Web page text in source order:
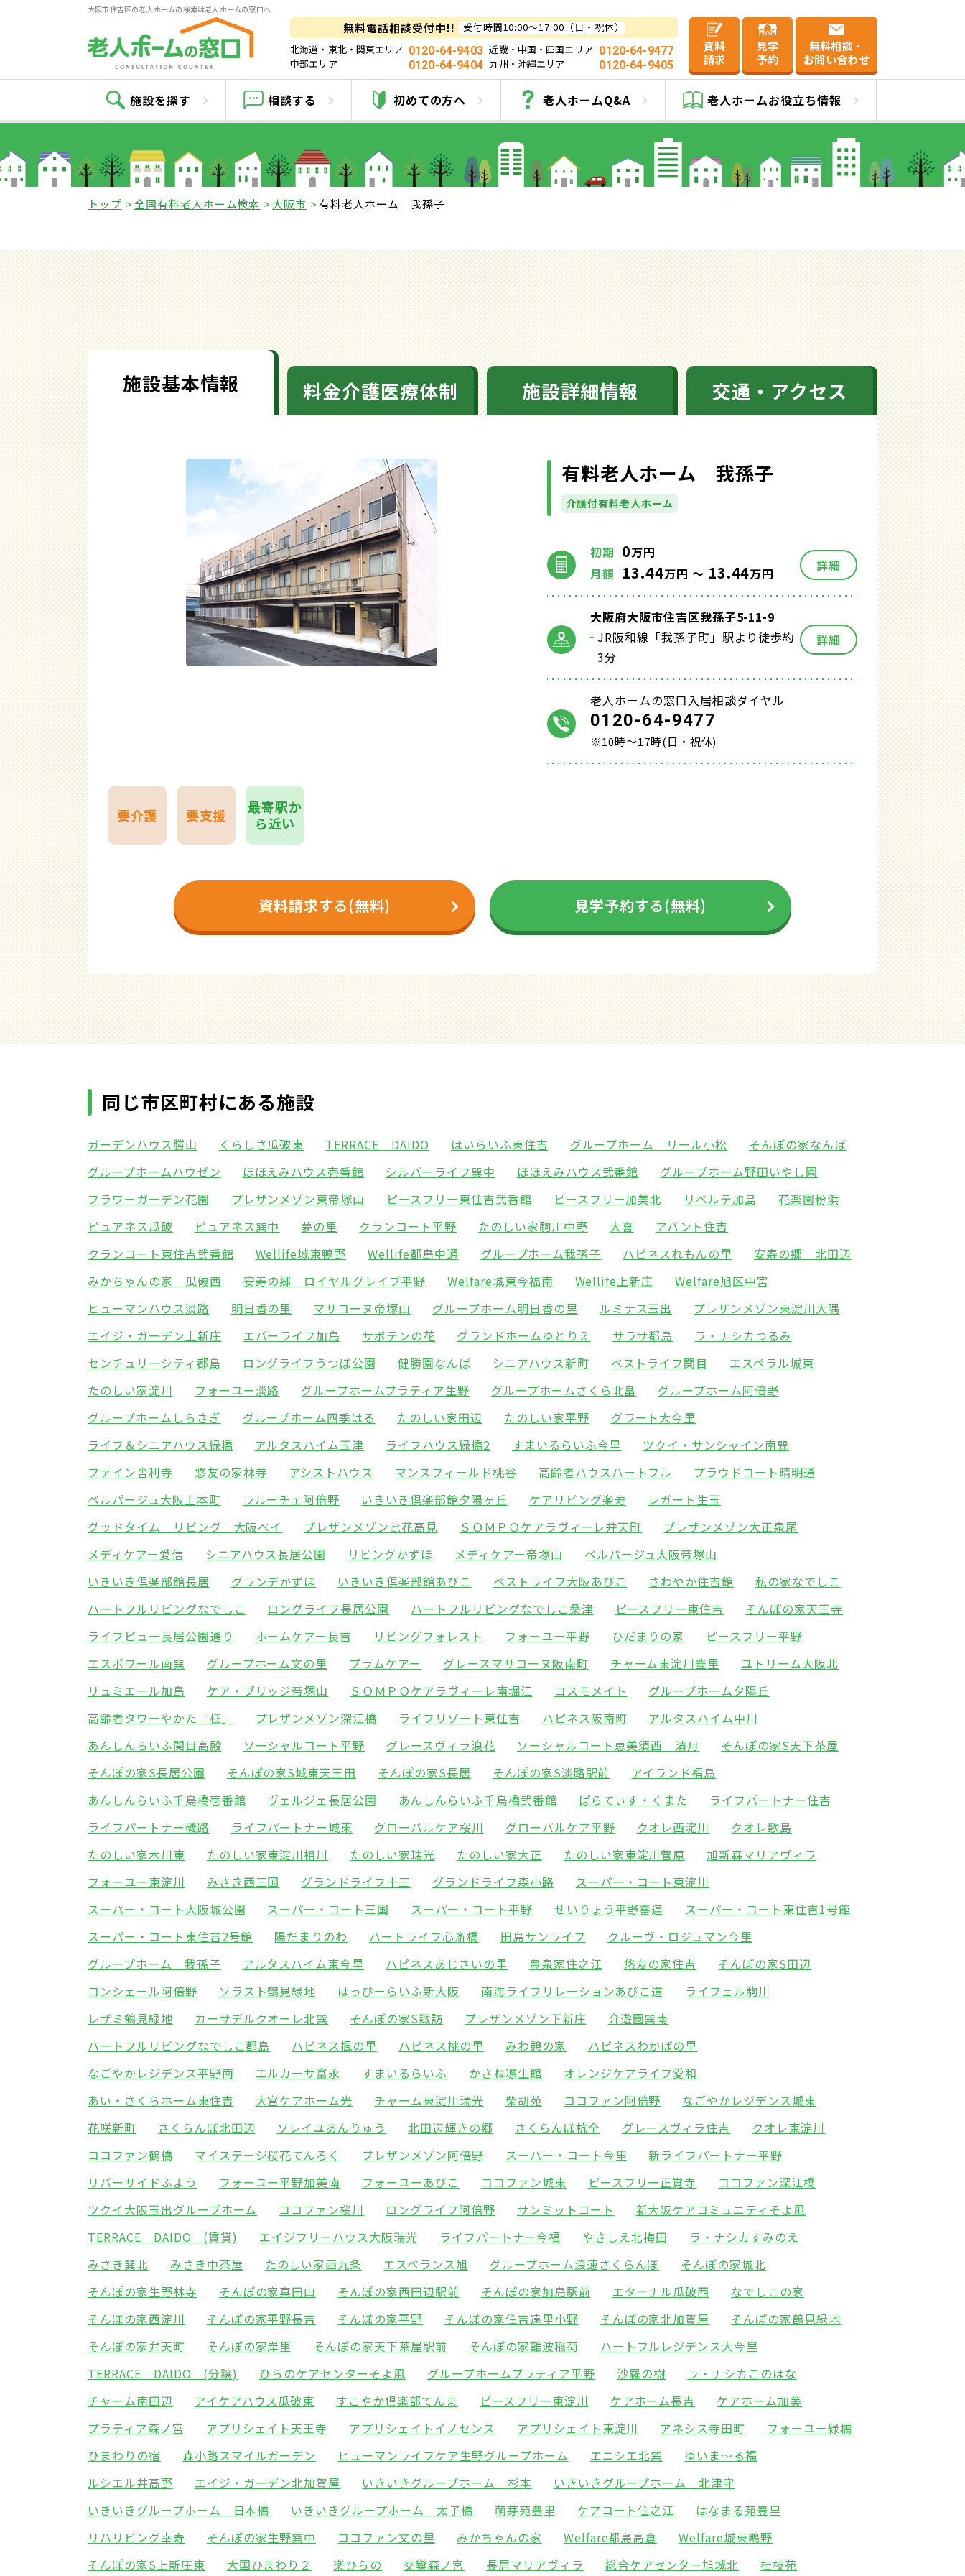
大阪市住吉区の老人ホームの検索は老人ホームの窓口へ
無料電話相談受付中!!
受付時間10:00～17:00（日・祝休）
北海道・東北・関東エリア 0120-64-9403 近畿・中国・四国エリア 0120-64-9477
中部エリア
0120-64-9404 九州・沖縄エリア 0120-64-9405
資料
請求
見学
予約
無料相談・
お問い合わせ
施設を探す 相談する 初めての方へ 老人ホームQ&A 老人ホームお役立ち情報
有料老人ホーム 我孫子
トップ 全国有料老人ホーム検索 大阪市 有料老人ホーム 我孫子
施設基本情報 料金介護医療体制 施設詳細情報 交通・アクセス
有料老人ホーム 我孫子
介護付有料老人ホーム
初期 0万円
月額 13.44万円 ～ 13.44万円 詳細
大阪府大阪市住吉区我孫子5-11-9
JR阪和線「我孫子町」駅より徒歩約
3分
詳細
老人ホームの窓口入居相談ダイヤル
0120-64-9477
※10時～17時(日・祝休)
要介護 要支援
最寄駅か
ら近い
資料請求する(無料) 見学予約する(無料)
同じ市区町村にある施設
ガーデンハウス勝山 くらしさ瓜破東 TERRACE DAIDO はいらいふ東住吉 グループホーム リール小松
そんぽの家なんば
グループホームハウゼン
ほほえみハウス壱番館 シルバーライフ巽中 ほほえみハウス弐番館
グループホーム野田いやし園
フラワーガーデン花園
プレザンメゾン東帝塚山 ピースフリー東住吉弐番館 ピースフリー加美北 リベルテ加島
花楽園粉浜
ピュアネス瓜破
ピュアネス巽中 夢の里 クランコート平野 たのしい家駒川中野 大喜
アバント住吉
クランコート東住吉弐番館
Wellife城東鴨野 Wellife都島中通 グループホーム我孫子 ハピネスれもんの里
安寿の郷 北田辺
みかちゃんの家 瓜破西
安寿の郷 ロイヤルグレイブ平野 Welfare城東今福南 Wellife上新庄
Welfare旭区中宮
ヒューマンハウス淡路
明日香の里 マサコーヌ帝塚山 グループホーム明日香の里 ルミナス玉出
プレザンメゾン東淀川大隅
エイジ・ガーデン上新庄
エバーライフ加島 サボテンの花 グランドホームゆとりえ サラサ都島
ラ・ナシカつるみ
センチュリーシティ都島
ロングライフうつぼ公園 健勝園なんば シニアハウス新町 ベストライフ関目
エスペラル城東
たのしい家淀川
フォーユー淡路 グループホームプラティア生野 グループホームさくら北畠
グループホーム阿倍野
グループホームしらさぎ
グループホーム四季はる たのしい家田辺 たのしい家平野
グラート大今里
ライフ＆シニアハウス緑橋
アルタスハイム玉津 ライフハウス緑橋2 すまいるらいふ今里
ツクイ・サンシャイン南巽
ファイン舎利寺
悠友の家林寺 アシストハウス マンスフィールド桃谷 高齢者ハウスハートフル
プラウドコート晴明通
ベルパージュ大阪上本町
ラルーチェ阿倍野 いきいき倶楽部館夕陽ヶ丘 ケアリビング楽寿
レガート生玉
グッドタイム リビング 大阪ベイ
プレザンメゾン此花高見 ＳＯＭＰＯケアラヴィーレ弁天町
プレザンメゾン大正泉尾
メディケアー愛信
シニアハウス長居公園 リビングかずほ メディケアー帝塚山
ベルパージュ大阪帝塚山
いきいき倶楽部館長居
グランデかずほ いきいき倶楽部館あびこ ベストライフ大阪あびこ さわやか住吉館
私の家なでしこ
ハートフルリビングなでしこ
ロングライフ長居公園 ハートフルリビングなでしこ桑津 ピースフリー東住吉
そんぽの家天王寺
ライフビュー長居公園通り
ホームケアー長吉 リビングフォレスト フォーユー平野 ひだまりの家
ピースフリー平野
エスポワール南巽
グループホーム文の里 プラムケアー グレースマサコーヌ阪南町 チャーム東淀川豊里
ユトリーム大阪北
リュミエール加島
ケア・ブリッジ帝塚山 ＳＯＭＰＯケアラヴィーレ南堀江 コスモメイト
グループホーム夕陽丘
高齢者タワーやかた「柾」
プレザンメゾン深江橋 ライフリゾート東住吉 ハピネス阪南町
アルタスハイム中川
あんしんらいふ関目高殿
ソーシャルコート平野 グレースヴィラ浪花 ソーシャルコート恵美須西 清月
そんぽの家S天下茶屋
そんぽの家S長居公園
そんぽの家S城東天王田 そんぽの家S長居 そんぽの家S淡路駅前
アイランド福島
あんしんらいふ千鳥橋壱番館
ヴェルジェ長居公園 あんしんらいふ千鳥橋弐番館 ぱらてぃす・くまた
ライフパートナー住吉
ライフパートナー磯路
ライフパートナー城東 グローバルケア桜川 グローバルケア平野 クオレ西淀川
クオレ歌島
たのしい家木川東
たのしい家東淀川相川 たのしい家瑞光 たのしい家大正 たのしい家東淀川菅原
旭新森マリアヴィラ
フォーユー東淀川
みさき西三国 グランドライフ十三 グランドライフ森小路
スーパー・コート東淀川
スーパー・コート大阪城公園
スーパー・コート三国 スーパー・コート平野 せいりょう平野喜連
スーパー・コート東住吉1号館
スーパー・コート東住吉2号館
陽だまりのわ ハートライフ心斎橋 田島サンライフ
クルーヴ・ロジュマン今里
グループホーム 我孫子
アルタスハイム東今里 ハピネスあじさいの里 豊泉家住之江 悠友の家住吉
そんぽの家S田辺
コンシェール阿倍野
ソラスト鶴見緑地 はっぴーらいふ新大阪 南海ライフリレーションあびこ道
ライフェル駒川
レザミ鶴見緑地
カーサデルクオーレ北巽 そんぽの家S諏訪 プレザンメゾン下新庄
介遊園巽南
ハートフルリビングなでしこ都島
ハピネス楓の里 ハピネス桃の里 みわ憩の家
ハピネスわかばの里
なごやかレジデンス平野南
エルカーサ富永 すまいるらいふ かさね凛生館
オレンジケアライフ愛和
あい・さくらホーム東住吉
大宮ケアホーム光 チャーム東淀川瑞光 柴胡苑 ココファン阿倍野
なごやかレジデンス城東
花咲新町
さくらんぼ北田辺 ソレイユあんりゅう 北田辺輝きの郷 さくらんぼ杭全 グレースヴィラ住吉
クオレ東淀川
ココファン鶴橋
マイステージ桜花てんろく プレザンメゾン阿倍野 スーパー・コート今里
新ライフパートナー平野
リバーサイドふよう
フォーユー平野加美南 フォーユーあびこ ココファン城東 ピースフリー正覚寺
ココファン深江橋
ツクイ大阪玉出グループホーム
ココファン桜川 ロングライフ阿倍野 サンミットコート
新大阪ケアコミュニティそよ風
TERRACE DAIDO (賃貸)
エイジフリーハウス大阪瑞光 ライフパートナー今福 やさしえ北梅田
ラ・ナシカすみのえ
みさき巽北
みさき中茶屋 たのしい家西九条 エスペランス旭 グループホーム浪速さくらんぼ
そんぽの家城北
そんぽの家生野林寺
そんぽの家真田山 そんぽの家西田辺駅前 そんぽの家加島駅前 エタ―ナル瓜破西
なでしこの家
そんぽの家西淀川
そんぽの家平野長吉 そんぽの家平野 そんぽの家住吉遠里小野 そんぽの家北加賀屋
そんぽの家鶴見緑地
そんぽの家弁天町
そんぽの家岸里 そんぽの家天下茶屋駅前 そんぽの家難波稲荷
ハートフルレジデンス大今里
TERRACE DAIDO (分譲)
ひらのケアセンターそよ風 グループホームプラティア平野 沙羅の樹
ラ・ナシカこのはな
チャーム南田辺
アイケアハウス瓜破東 すこやか倶楽部てんま ピースフリー東淀川 ケアホーム長吉
ケアホーム加美
プラティア森ノ宮
アプリシェイト天王寺 アプリシェイトイノセンス アプリシェイト東淀川 アネシス寺田町
フォーユー緑橋
ひまわりの宿
森小路スマイルガーデン ヒューマンライフケア生野グループホーム エニシエ北巽
ゆいま～る福
ルシエル井高野
エイジ・ガーデン北加賀屋 いきいきグループホーム 杉本
いきいきグループホーム 北津守
いきいきグループホーム 日本橋
いきいきグループホーム 太子橋 萌芽苑豊里 ケアコート住之江
はなまる苑豊里
リハリビング幸寿
そんぽの家生野巽中 ココファン文の里 みかちゃんの家 Welfare都島高倉
Welfare城東鴫野
そんぽの家S上新庄東
大国ひまわり２ 楽ひらの 交欒森ノ宮 長居マリアヴィラ 総合ケアセンター旭城北 桂枝苑